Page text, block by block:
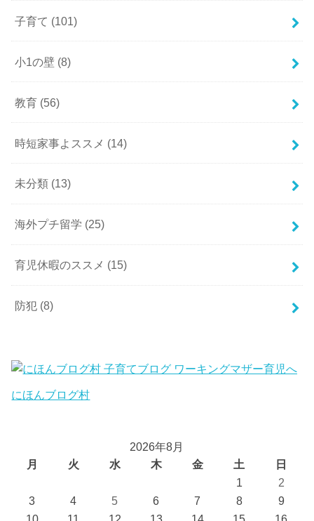
子育て (101)
小1の壁 (8)
教育 (56)
時短家事よススメ (14)
未分類 (13)
海外プチ留学 (25)
育児休暇のススメ (15)
防犯 (8)
にほんブログ村
2026年8月
月
火 水 木 金 土
日
1
2
3
4 5 6 7 8
9